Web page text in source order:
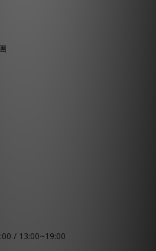
/ 13:00~19:00